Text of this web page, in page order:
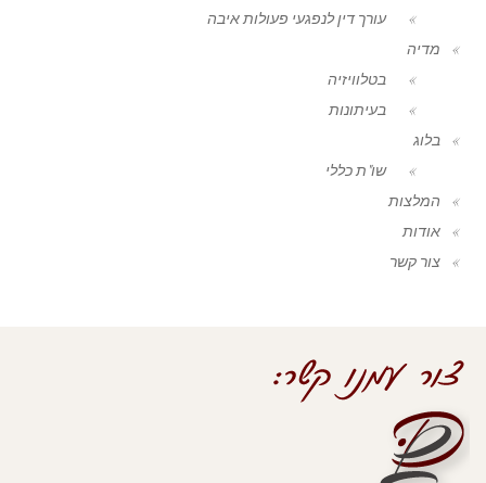
עורך דין לנפגעי פעולות איבה
מדיה
בטלוויזיה
בעיתונות
בלוג
שו"ת כללי
המלצות
אודות
צור קשר